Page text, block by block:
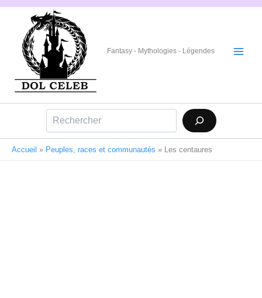
Aller
Fantasy - Mythologies - Légendes
Accueil » Peuples, races et communautés » Les centaures